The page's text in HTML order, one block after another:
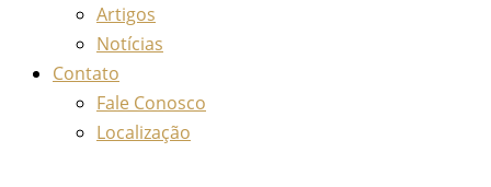
Artigos
Notícias
Contato
Fale Conosco
Localização